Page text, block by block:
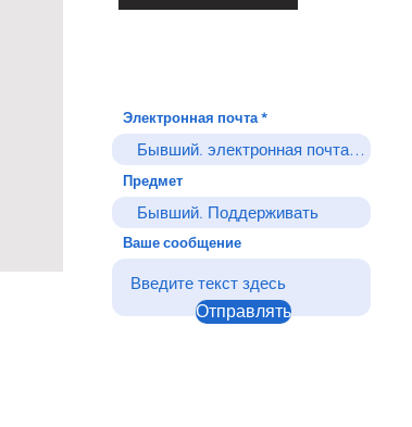
Электронная почта
Предмет
Ваше сообщение
Отправлять